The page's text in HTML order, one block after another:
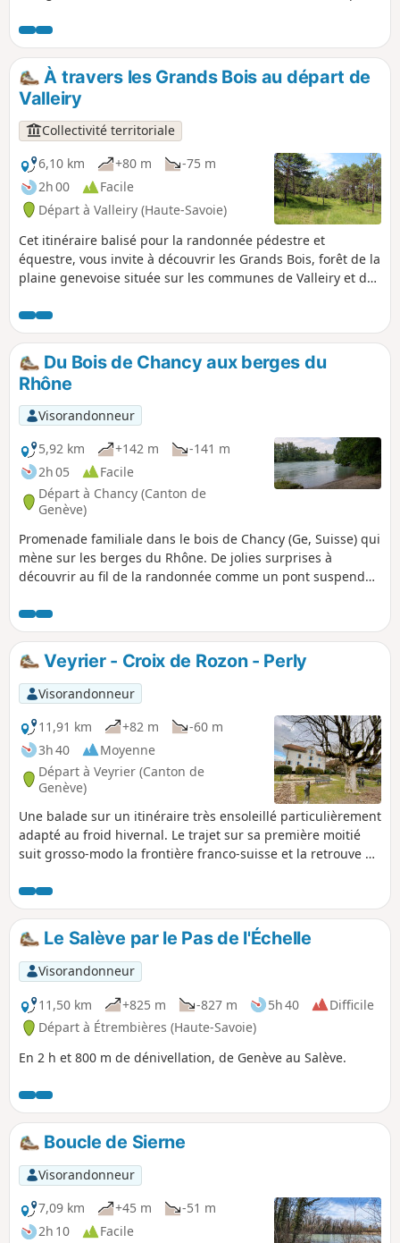
magnifique Bois aux Reynauds et profiterez de panoramas
surprenants sur les massifs environnants !
À travers les Grands Bois au départ de
Valleiry
Collectivité territoriale
6,10 km
+80 m
-75 m
2h 00
Facile
Départ à Valleiry (Haute-Savoie)
Cet itinéraire balisé pour la randonnée pédestre et
équestre, vous invite à découvrir les Grands Bois, forêt de la
plaine genevoise située sur les communes de Valleiry et de
Du Bois de Chancy aux berges du
Rhône
Visorandonneur
5,92 km
+142 m
-141 m
2h 05
Facile
Départ à Chancy (Canton de
Genève)
Promenade familiale dans le bois de Chancy (Ge, Suisse) qui
mène sur les berges du Rhône. De jolies surprises à
découvrir au fil de la randonnée comme un pont suspendu,
Randonnée idéale pour les chaudes journées d'été !
Veyrier - Croix de Rozon - Perly
Visorandonneur
11,91 km
+82 m
-60 m
3h 40
Moyenne
Départ à Veyrier (Canton de
Genève)
Une balade sur un itinéraire très ensoleillé particulièrement
adapté au froid hivernal. Le trajet sur sa première moitié
suit grosso-modo la frontière franco-suisse et la retrouve à
(qui peut être réduite). Un peu beaucoup de bitume mais
cela évite la boue des chemins de terre en saison.
Le Salève par le Pas de l'Échelle
Visorandonneur
11,50 km
+825 m -827 m 5h 40
Difficile
Départ à Étrembières (Haute-Savoie)
En 2 h et 800 m de dénivellation, de Genève au Salève.
Boucle de Sierne
Visorandonneur
7,09 km
+45 m
-51 m
2h 10
Facile